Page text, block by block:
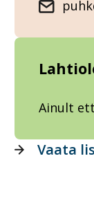
Ainult
Vaata